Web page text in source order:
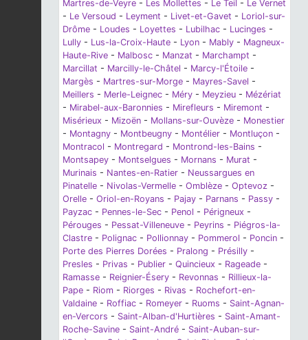
Martres-de-Veyre - Les Mollettes - Le Teil - Le Vernet
- Le Versoud - Leyment - Livet-et-Gavet - Loriol-sur-
Drôme - Loudes - Loyettes - Lubilhac - Lucinges -
Lully - Lus-la-Croix-Haute - Lyon - Mably - Magneux-
Haute-Rive - Malbosc - Manzat - Marchampt -
Marcillat - Marcilly-le-Châtel - Marcy-l'Étoile -
Margès - Martres-sur-Morge - Mayres-Savel -
Meillers - Merle-Leignec - Méry - Meyzieu - Mézériat
- Mirabel-aux-Baronnies - Mirefleurs - Miremont -
Misérieux - Mizoën - Mollans-sur-Ouvèze - Monestier
- Montagny - Montbeugny - Montélier - Montluçon -
Montracol - Montregard - Montrond-les-Bains -
Montsapey - Montselgues - Mornans - Murat -
Murinais - Nantes-en-Ratier - Neussargues en
Pinatelle - Nivolas-Vermelle - Omblèze - Optevoz -
Orelle - Oriol-en-Royans - Pajay - Parnans - Passy -
Payzac - Pennes-le-Sec - Penol - Périgneux -
Pérouges - Pessat-Villeneuve - Peyrins - Piégros-la-
Clastre - Polignac - Pollionnay - Pommerol - Poncin -
Porte des Pierres Dorées - Pralong - Présilly -
Presles - Privas - Publier - Quincieux - Rageade -
Ramasse - Reignier-Ésery - Revonnas - Rillieux-la-
Pape - Riom - Riorges - Rivas - Rochefort-en-
Valdaine - Roffiac - Romeyer - Ruoms - Saint-Agnan-
en-Vercors - Saint-Alban-d'Hurtières - Saint-Amant-
Roche-Savine - Saint-André - Saint-Auban-sur-